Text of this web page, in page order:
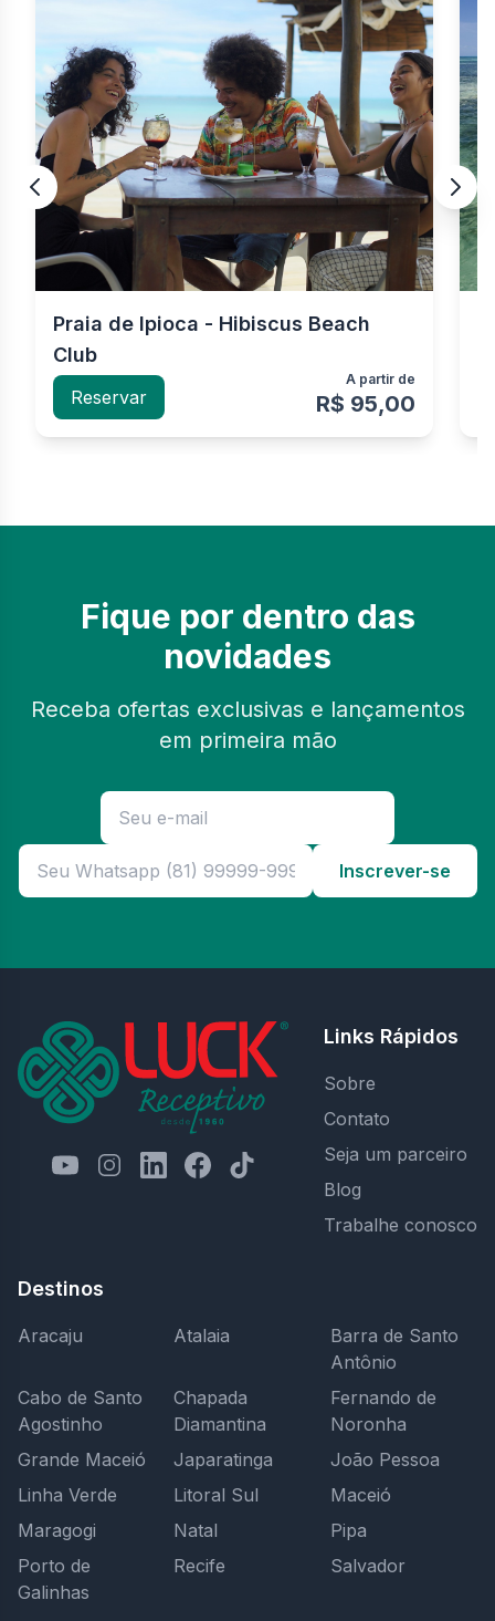
Praia de Ipioca - Hibiscus Beach
Club
Reservar
A partir de
R$ 95,00
Fique por dentro das
novidades
Receba ofertas exclusivas e lançamentos
em primeira mão
Inscrever-se
Links Rápidos
Sobre
Contato
Seja um parceiro
Blog
Trabalhe conosco
Destinos
Aracaju Atalaia
Barra de Santo
Antônio
Cabo de Santo
Agostinho
Chapada
Diamantina
Fernando de
Noronha
Grande Maceió
Japaratinga
João Pessoa
Linha Verde
Litoral Sul
Maceió
Maragogi
Natal
Pipa
Porto de
Galinhas
Recife Salvador